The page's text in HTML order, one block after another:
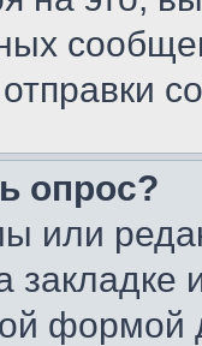
опрос?
или
формой